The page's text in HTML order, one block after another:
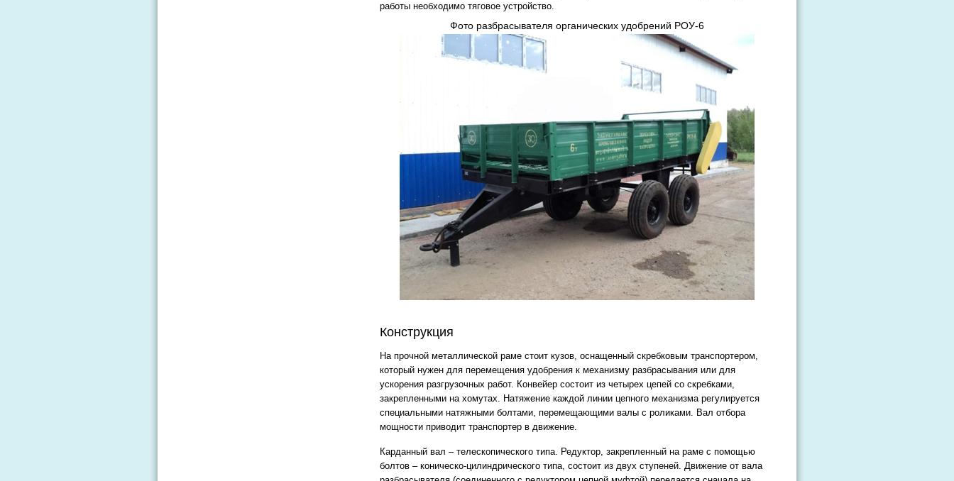
работы необходимо тяговое устройство.
Фото разбрасывателя органических удобрений РОУ-6
Конструкция
На прочной металлической раме стоит кузов, оснащенный скребковым транспортером,
который нужен для перемещения удобрения к механизму разбрасывания или для
ускорения разгрузочных работ. Конвейер состоит из четырех цепей со скребками,
закрепленными на хомутах. Натяжение каждой линии цепного механизма регулируется
специальными натяжными болтами, перемещающими валы с роликами. Вал отбора
мощности приводит транспортер в движение.
Карданный вал – телескопического типа. Редуктор, закрепленный на раме с помощью
болтов – коническо-цилиндрического типа, состоит из двух ступеней. Движение от вала